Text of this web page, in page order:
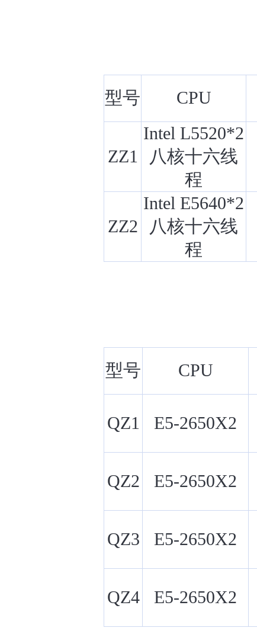
型号 CPU
ZZ1
Intel L5520*2
八核十六线
程
ZZ2
Intel E5640*2
八核十六线
程
型号 CPU
QZ1 E5-2650X2
QZ2 E5-2650X2
QZ3 E5-2650X2
QZ4 E5-2650X2